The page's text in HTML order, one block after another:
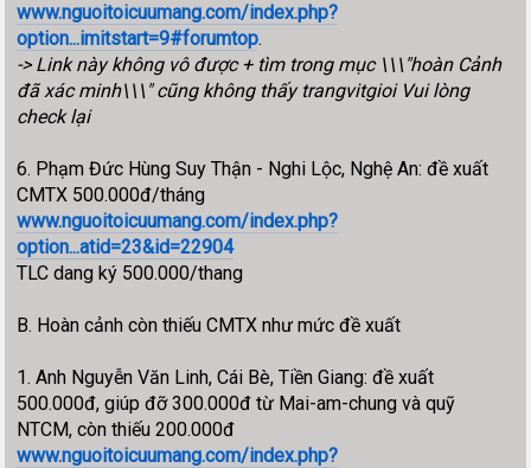
www.nguoitoicuumang.com/index.php?
option...imitstart=9#forumtop.
-> Link này không vô được + tìm trong mục \\\"hoàn Cảnh
đã xác minh\\\" cũng không thấy trangvitgioi Vui lòng
check lại
6. Phạm Đức Hùng Suy Thận - Nghi Lộc, Nghệ An: đề xuất
CMTX 500.000đ/tháng
www.nguoitoicuumang.com/index.php?
option...atid=23&id=22904
TLC dang ký 500.000/thang
B. Hoàn cảnh còn thiếu CMTX như mức đề xuất
1. Anh Nguyễn Văn Linh, Cái Bè, Tiền Giang: đề xuất
500.000đ, giúp đỡ 300.000đ từ Mai-am-chung và quỹ
NTCM, còn thiếu 200.000đ
www.nguoitoicuumang.com/index.php?